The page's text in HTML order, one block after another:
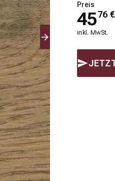
Preis
4576 €
inkl. MwSt.